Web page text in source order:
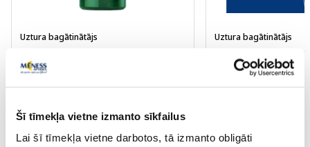
Šī tīmekļa vietne izmanto sīkfailus
Lai šī tīmekļa vietne darbotos, tā izmanto obligāti
Uztura bagātinātājs
kapsulas, 100 gab.
19.99 €
Uztura bagātinātājs
ORTHOMOL Vital F
tablete, kapsulas,
30 dienu zemākā cena: